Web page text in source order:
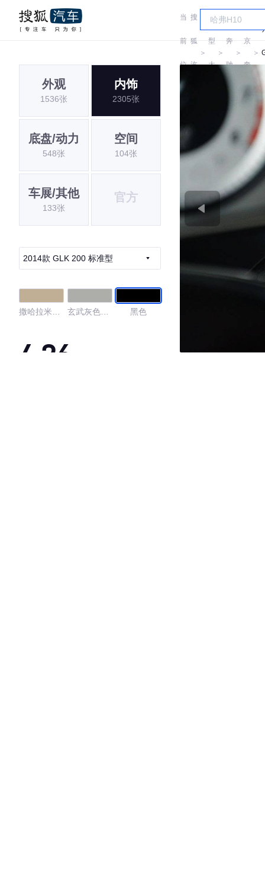
当
前
位
置:
搜
狐
汽
＞
车
型
大
＞
奔
驰
＞
京
奔
驰
＞
外观
1536张
内饰
2305张
底盘/动力
548张
空间
104张
车展/其他
133张
官方
2014款 GLK 200 标准型
撒哈拉米黄
玄武灰色真
黑色
4.26